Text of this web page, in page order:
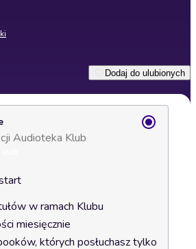
Dodaj do ulubionych
Audioteka Klub
w ramach Klubu
miesięcznie
których posłuchasz tylko